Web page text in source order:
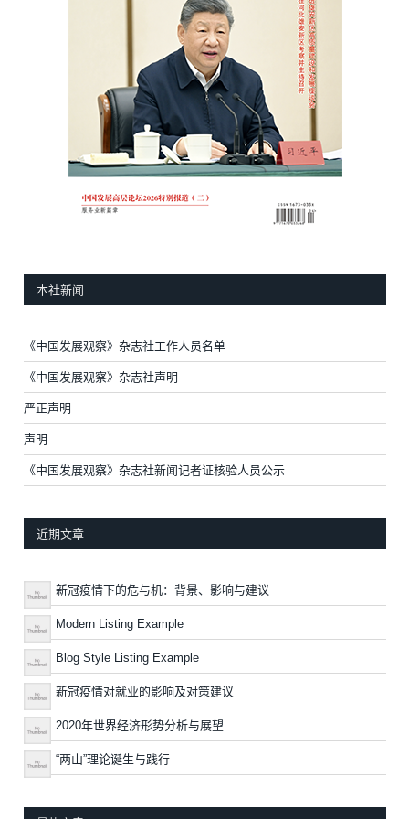
本社新闻
《中国发展观察》杂志社工作人员名单
《中国发展观察》杂志社声明
严正声明
声明
《中国发展观察》杂志社新闻记者证核验人员公示
近期文章
新冠疫情下的危与机：背景、影响与建议
Modern Listing Example
Blog Style Listing Example
新冠疫情对就业的影响及对策建议
2020年世界经济形势分析与展望
“两山”理论诞生与践行